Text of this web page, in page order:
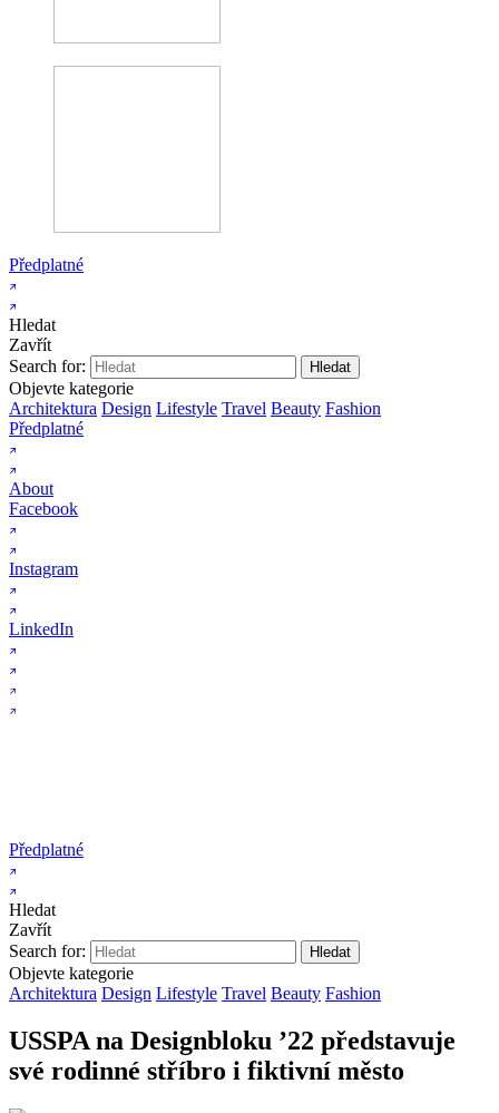
Předplatné
Hledat
Zavřít
Search for:
Objevte kategorie
Architektura Design Lifestyle Travel Beauty Fashion
Předplatné
About
Facebook
Instagram
LinkedIn
Předplatné
Hledat
Zavřít
Search for:
Objevte kategorie
Architektura Design Lifestyle Travel Beauty Fashion
USSPA na Designbloku ’22 představuje
své rodinné stříbro i fiktivní město